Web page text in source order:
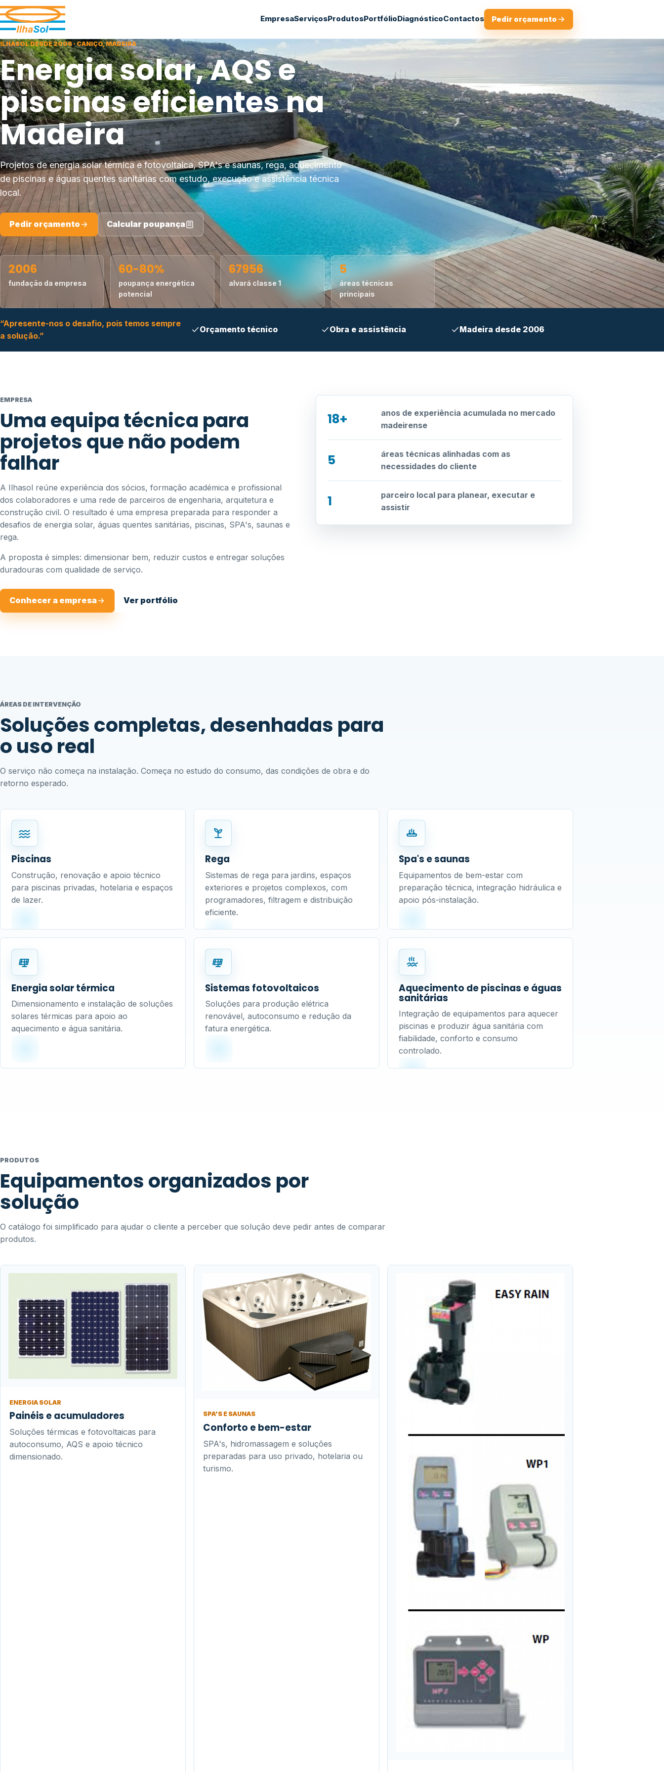
EmpresaServiçosProdutosPortfólioDiagnósticoContactos Pedir orçamento
ILHASOL DESDE 2006 · CANIÇO, MADEIRA
Energia solar, AQSe
piscinas eficientesna
Madeira
Projetos de energia solar térmica e fotovoltaica, SPA's e saunas, rega, aquecimento
de piscinas e águas quentes sanitárias com estudo, execução e assistência técnica
local.
Pedir orçamento Calcular poupança
2006
fundação da empresa
60-80%
poupança energética
potencial
67956
alvará classe 1
5
áreas técnicas
principais
“Apresente-nos o desafio, pois temos sempre
a solução.”
Orçamento técnico Obra e assistência Madeira desde 2006
EMPRESA
Uma equipa técnica para
projetos que não podem
falhar
A Ilhasol reúne experiência dos sócios, formação académica e profissional
dos colaboradores e uma rede de parceiros de engenharia, arquitetura e
construção civil. O resultado é uma empresa preparada para responder a
desafios de energia solar, águas quentes sanitárias, piscinas, SPA's, saunas e
rega.
A proposta é simples: dimensionar bem, reduzir custos e entregar soluções
duradouras com qualidade de serviço.
Conhecer a empresa Ver portfólio
18+
anos de experiência acumulada no mercado
madeirense
5
áreas técnicas alinhadas com as
necessidades do cliente
1
parceiro local para planear, executar e
assistir
ÁREAS DE INTERVENÇÃO
Soluções completas, desenhadas para
o uso real
O serviço não começa na instalação. Começa no estudo do consumo, das condições de obra e do
retorno esperado.
Piscinas
Construção, renovação e apoio técnico
para piscinas privadas, hotelaria e espaços
de lazer.
Rega
Sistemas de rega para jardins, espaços
exteriores e projetos complexos, com
programadores, filtragem e distribuição
eficiente.
Spa's e saunas
Equipamentos de bem-estar com
preparação técnica, integração hidráulica e
apoio pós-instalação.
Energia solar térmica
Dimensionamento e instalação de soluções
solares térmicas para apoio ao
aquecimento e água sanitária.
Sistemas fotovoltaicos
Soluções para produção elétrica
renovável, autoconsumo e redução da
fatura energética.
Aquecimento de piscinas e águas
sanitárias
Integração de equipamentos para aquecer
piscinas e produzir água sanitária com
fiabilidade, conforto e consumo
controlado.
PRODUTOS
Equipamentos organizados por
solução
O catálogo foi simplificado para ajudar o cliente a perceber que solução deve pedir antes de comparar
produtos.
ENERGIA SOLAR
Painéis e acumuladores
Soluções térmicas e fotovoltaicas para
autoconsumo, AQS e apoio técnico
dimensionado.
SPA'S E SAUNAS
Conforto e bem-estar
SPA's, hidromassagem e soluções
preparadas para uso privado, hotelaria ou
turismo.